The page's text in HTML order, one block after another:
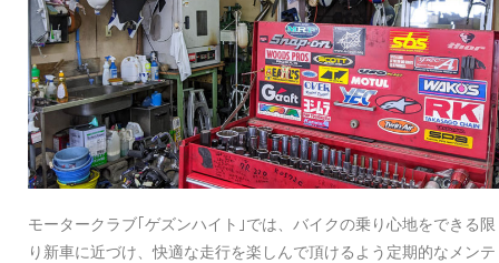
ー
モータークラブ｢ゲズンハイト｣では、バイクの乗り心地をできる限
り新車に近づけ、快適な走行を楽しんで頂けるよう定期的なメンテ